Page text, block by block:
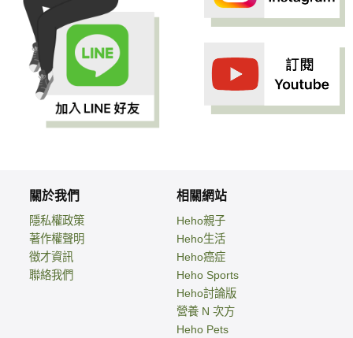
關於我們
隱私權政策
著作權聲明
徵才資訊
聯絡我們
相關網站
Heho親子
Heho生活
Heho癌症
Heho Sports
Heho討論版
營養 N 次方
Heho Pets